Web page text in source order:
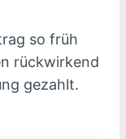
so früh
rückwirkend
gezahlt.